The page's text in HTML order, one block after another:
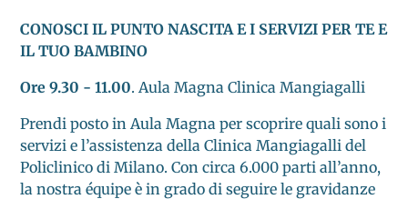
CONOSCI IL PUNTO NASCITA E I SERVIZI PER TE E
IL TUO BAMBINO
Ore 9.30 - 11.00. Aula Magna Clinica Mangiagalli
Prendi posto in Aula Magna per scoprire quali sono i
servizi e l’assistenza della Clinica Mangiagalli del
Policlinico di Milano. Con circa 6.000 parti all’anno,
la nostra équipe è in grado di seguire le gravidanze